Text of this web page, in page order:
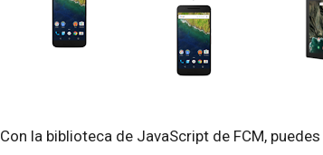
Con la biblioteca de JavaScript de FCM,